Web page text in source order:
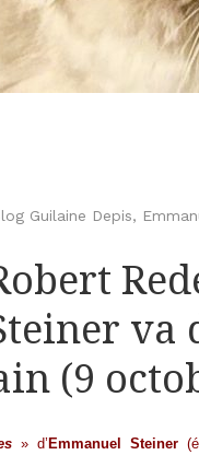
Guilaine Depis,
(9
» d’ Emmanuel Steiner